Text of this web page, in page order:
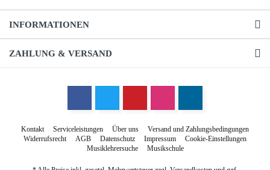
INFORMATIONEN
ZAHLUNG & VERSAND
Kontakt Serviceleistungen Über uns
Versand und Zahlungsbedingungen
Widerrufsrecht
AGB Datenschutz Impressum
Cookie-Einstellungen
Musiklehrersuche
Musikschule